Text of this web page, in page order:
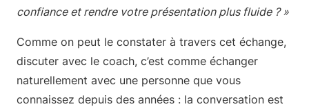
confiance et rendre votre présentation plus fluide ? »
Comme on peut le constater à travers cet échange,
discuter avec le coach, c’est comme échanger
naturellement avec une personne que vous
connaissez depuis des années : la conversation est